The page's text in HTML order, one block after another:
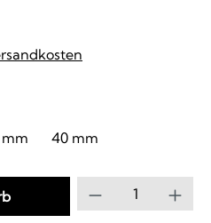
40 mm
Produkt